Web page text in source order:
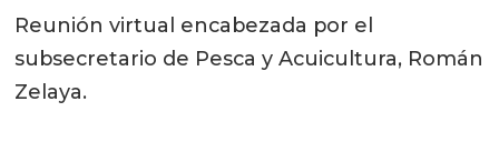
Reunión virtual encabezada por el
subsecretario de Pesca y Acuicultura, Román
Zelaya.